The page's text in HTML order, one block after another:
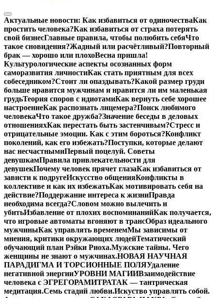
Актуальные новости: Как избавиться от одиночестваКак
простить человека?Как избавиться от страха потерять
свой бизнесГлавные правила, чтобы полюбить себяЧто
такое сновидения?Жадный или расчётливый?Повторный
брак — хорошо или плохоВесна пришла!
Культурологические аспекты осознанных форм
саморазвития личностиКак стать приятным для всех
собеседником?Стоит ли опаздывать?Какой размер груди
больше нравится мужчинам и нравится ли им маленькая
грудьТеория споров с идиотамиКак вернуть себе хорошее
настроениеКак распознать лицемера?Поиск любимого
человекаЧто такое дружба?Значение беседы в деловых
отношенияхКак перестать быть застенчивым?Стресс и
отрицательные эмоции. Как с этим бороться?Конфликт
поколений, как его избежать?Поступки, которые делают
нас несчастнымиПервый поцелуй. Советы
девушкамПравила привлекательности для
девушекПочему человек прячет глазаКак избавиться от
зависти к подругеИскусство общенияКонфликты в
коллективе и как их избежатьКак мотивировать себя на
действие?Поддержание интереса к жизниПравда
необходима всегда?Словом можно вылечить и
убитьИзбавление от плохих воспоминанийКак получается,
что игровые автоматы вгоняют в трансОбраз идеального
мужчиныКак управлять временемМы зависимы от
мнения, критики окружающих людейТематический
обучающий план Рэйки Риоха.Мужские тайны. Чего
женщины не знают о мужчинах.НОВАЯ НАУЧНАЯ
ПАРАДИГМА И ТОРСИОННЫЕ ПОЛЯУдаление
негативной энергииУРОВНИ МАГИИВзаимодействие
человека с ЭГРЕГОРАМИТРАТАК — тантрическая
медитация.Семь стадий любви.Искуство управлять собой.